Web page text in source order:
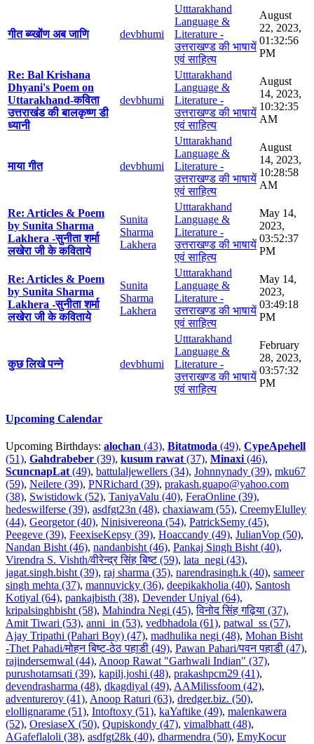
गीत ब्य्खोंण अब जाणि devbhumi
Utttarakhand
Language &
Literature -
उत्तराखण्ड की भाषायें
एवं साहित्य
August
22, 2023,
01:32:56
PM
Re: Bal Krishana
Dhyani's Poem on
Uttarakhand-कविता
उत्तराखंड की बालकृष्ण डी
ध्यानी
devbhumi
Utttarakhand
Language &
Literature -
उत्तराखण्ड की भाषायें
एवं साहित्य
August
14, 2023,
10:32:35
AM
माया गीत devbhumi
Utttarakhand
Language &
Literature -
उत्तराखण्ड की भाषायें
एवं साहित्य
August
14, 2023,
10:28:58
AM
Re: Articles & Poem
by Sunita Sharma
Lakhera -सुनीता शर्मा
लखेरा जी के कविताये
Sunita
Sharma
Lakhera
Utttarakhand
Language &
Literature -
उत्तराखण्ड की भाषायें
एवं साहित्य
May 14,
2023,
03:52:37
PM
Re: Articles & Poem
by Sunita Sharma
Lakhera -सुनीता शर्मा
लखेरा जी के कविताये
Sunita
Sharma
Lakhera
Utttarakhand
Language &
Literature -
उत्तराखण्ड की भाषायें
एवं साहित्य
May 14,
2023,
03:49:18
PM
कुछ लिखे पन्ने devbhumi
Utttarakhand
Language &
Literature -
उत्तराखण्ड की भाषायें
एवं साहित्य
February
28, 2023,
03:57:32
PM
Upcoming Calendar
Upcoming Birthdays: alochan (43), Bitatmoda (49), CypeApehell
(51), Gahdrabeber (39), kusum rawat(37), Minaxi(46),
ScuncnapLat(49), battulaljewellers (34), Johnnynady (39), mku67
(59), Neilere (39), PNRichard (39), prakash.guapo@yahoo.com
(38), Swistidowk (52), TaniyaValu (40), FeraOnline (39),
hedeswilferse (39), asdfgt23n (48), chaxiawam (55), CreemyElulley
(44), Georgetor (40), Ninisivereona (54), PatrickSemy (45),
Peegeve (39), FeexiseKepsy (39), Hoaccandy (49), JulianVop (50),
Nandan Bisht (46), nandanbisht (46), Pankaj Singh Bisht (40),
Virendra S. Vishth/वीरेन्द्र सिंह बिष्ट (59), lata_negi (43),
jagat.singh.bisht (39), raj sharma (35), narendrasingh.k (40), sameer
singh mehta (37), mannuvicky (36), deepikakholia (40), Santosh
Kotiyal (64), pankajbisth (38), Devender Uniyal (64),
kripalsinghbisht (58), Mahindra Negi (45),विनोद सिंह गढ़िया (37),
Amit Tiwari (53), anni_in (53), vedbhadola (61), patwal_ss (57),
Ajay Tripathi (Pahari Boy) (47), madhulika negi (48), Mohan Bisht
-Thet Pahadi/मोहन बिष्ट-ठेठ पहाडी (49), Pawan Pahari/पवन पहाडी (47),
rajindersemwal (44), Anoop Rawat "Garhwali Indian" (37),
purushotamsati (39), kapilj.joshi (48), prakashpcm29 (41),
devendrasharma (48), dkagdiyal (49), AAMilissfoom (42),
adventureroy (41), Anoop Raturi (63), dredger.biz. (50),
elollignarame (51), Intoftoxy (51), kaYaftike (49), malenkawera
(52), OresiaseX (50), Qupiskondy (47), vimalbhatt (48),
AGafeflaloli (38), asdfgt28k (40), dharmendra (50), EmyKocur